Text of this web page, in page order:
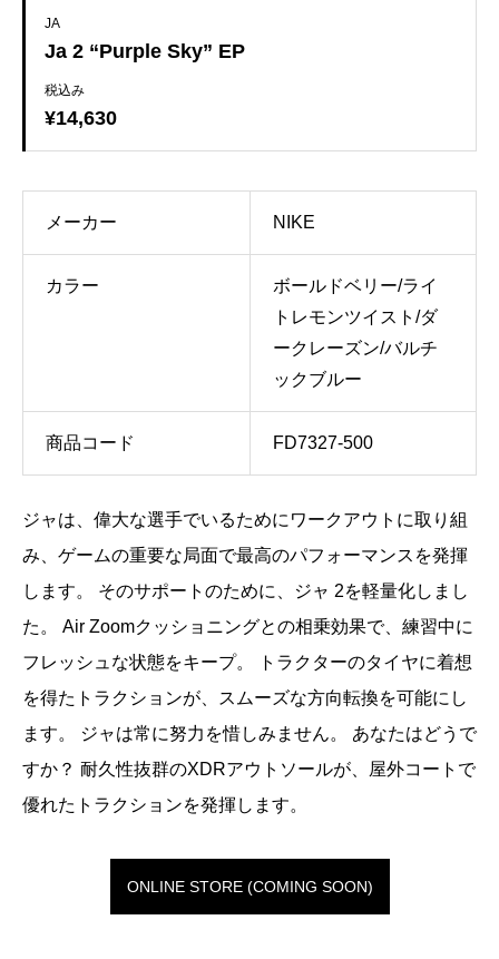
JA
Ja 2 “Purple Sky” EP
税込み
¥14,630
メーカー NIKE
カラー
ボールドベリー/ライ
トレモンツイスト/ダ
ークレーズン/バルチ
ックブルー
商品コード FD7327-500
ジャは、偉大な選手でいるためにワークアウトに取り組
み、ゲームの重要な局面で最高のパフォーマンスを発揮
します。 そのサポートのために、ジャ 2を軽量化しまし
た。 Air Zoomクッショニングとの相乗効果で、練習中に
フレッシュな状態をキープ。 トラクターのタイヤに着想
を得たトラクションが、スムーズな方向転換を可能にし
ます。 ジャは常に努力を惜しみません。 あなたはどうで
すか？ 耐久性抜群のXDRアウトソールが、屋外コートで
優れたトラクションを発揮します。
ONLINE STORE (COMING SOON)